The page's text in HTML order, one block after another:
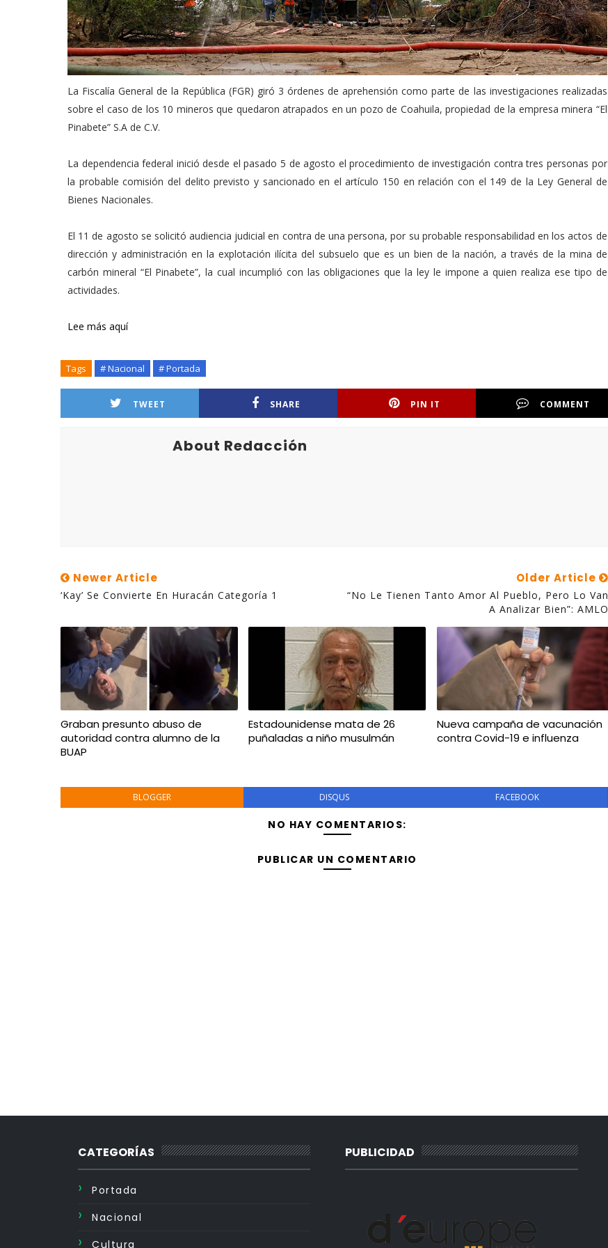
La Fiscalía General de la República (FGR) giró 3 órdenes de aprehensión como parte de las investigaciones realizadas
sobre el caso de los 10 mineros que quedaron atrapados en un pozo de Coahuila, propiedad de la empresa minera “El
Pinabete” S.A de C.V.
La dependencia federal inició desde el pasado 5 de agosto el procedimiento de investigación contra tres personas por
la probable comisión del delito previsto y sancionado en el artículo 150 en relación con el 149 de la Ley General de
Bienes Nacionales.
El 11 de agosto se solicitó audiencia judicial en contra de una persona, por su probable responsabilidad en los actos de
dirección y administración en la explotación ilícita del subsuelo que es un bien de la nación, a través de la mina de
carbón mineral “El Pinabete”, la cual incumplió con las obligaciones que la ley le impone a quien realiza ese tipo de
actividades.
Lee más aquí
Tags # Nacional # Portada
TWEET SHARE PIN IT COMMENT
About Redacción
Newer Article
‘Kay’ Se Convierte En Huracán Categoría 1
Older Article
“No Le Tienen Tanto Amor Al Pueblo, Pero Lo Van
A Analizar Bien”: AMLO
Graban presunto abuso de
autoridad contra alumno de la
BUAP
Estadounidense mata de 26
puñaladas a niño musulmán
Nueva campaña de vacunación
contra Covid-19 e influenza
BLOGGER DISQUS FACEBOOK
NO HAY COMENTARIOS:
PUBLICAR UN COMENTARIO
CATEGORÍAS
Portada
Nacional
Cultura
PUBLICIDAD